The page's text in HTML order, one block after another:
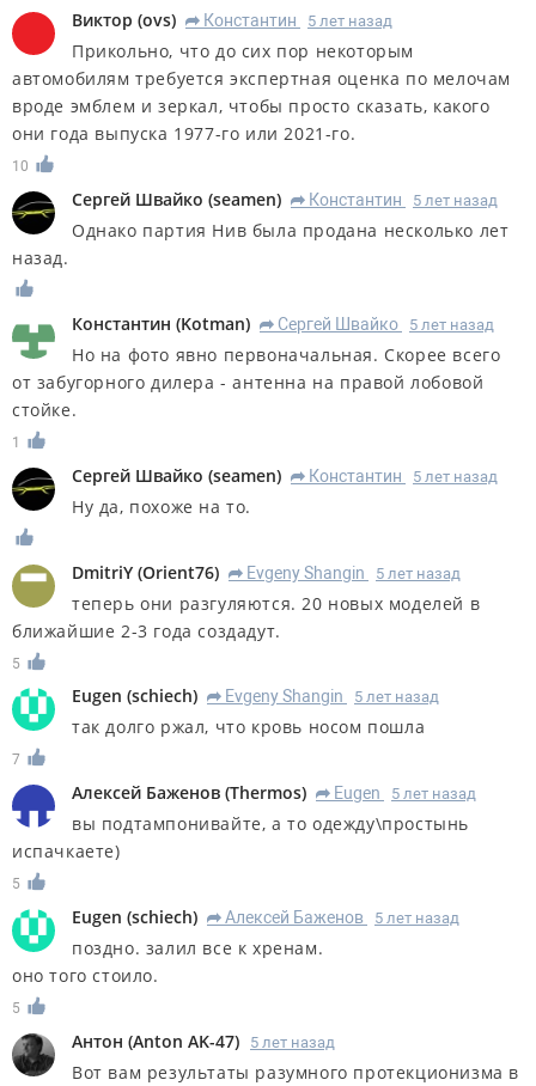
Виктор (ovs) R Константин 5 лет назад
Прикольно, что до сих пор некоторым
автомобилям требуется экспертная оценка по мелочам
вроде эмблем и зеркал, чтобы просто сказать, какого
они года выпуска 1977-го или 2021-го.
10
Сергей Швайко (seamen) R Константин 5 лет назад
Однако партия Нив была продана несколько лет
назад.
Константин (Kotman) R Сергей Швайко 5 лет назад
Но на фото явно первоначальная. Скорее всего
от забугорного дилера - антенна на правой лобовой
стойке.
1
Сергей Швайко (seamen) R Константин 5 лет назад
Ну да, похоже на то.
DmitriY (Orient76) R Evgeny Shangin 5 лет назад
теперь они разгуляются. 20 новых моделей в
ближайшие 2-3 года создадут.
5
Eugen (schiech) R Evgeny Shangin 5 лет назад
так долго ржал, что кровь носом пошла
7
Алексей Баженов (Thermos) R Eugen 5 лет назад
вы подтампонивайте, а то одежду\простынь
испачкаете)
5
Eugen (schiech) R Алексей Баженов 5 лет назад
поздно. залил все к хренам.
оно того стоило.
5
Антон (Anton AK-47) 5 лет назад
Вот вам результаты разумного протекционизма в